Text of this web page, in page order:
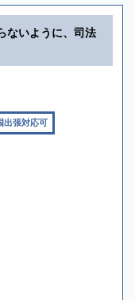
ないように、司法
出張対応可